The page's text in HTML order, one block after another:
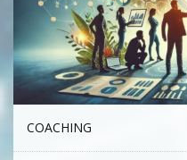
COACHING